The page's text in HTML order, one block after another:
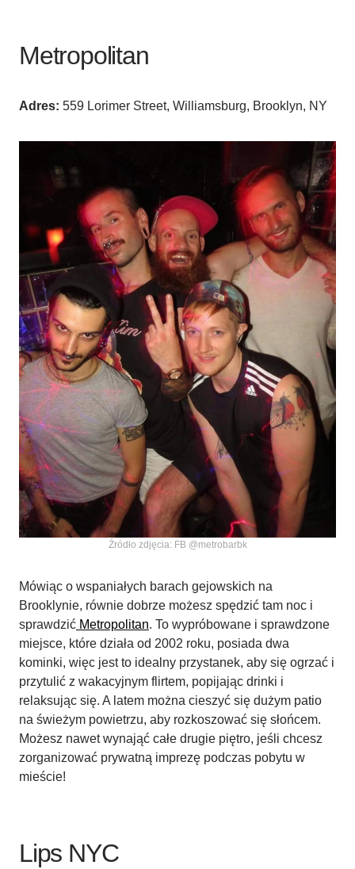
Metropolitan
Adres: 559 Lorimer Street, Williamsburg, Brooklyn, NY
Źródło zdjęcia: FB @metrobarbk
Mówiąc o wspaniałych barach gejowskich na
Brooklynie, równie dobrze możesz spędzić tam noc i
sprawdzić Metropolitan. To wypróbowane i sprawdzone
miejsce, które działa od 2002 roku, posiada dwa
kominki, więc jest to idealny przystanek, aby się ogrzać i
przytulić z wakacyjnym flirtem, popijając drinki i
relaksując się. A latem można cieszyć się dużym patio
na świeżym powietrzu, aby rozkoszować się słońcem.
Możesz nawet wynająć całe drugie piętro, jeśli chcesz
zorganizować prywatną imprezę podczas pobytu w
mieście!
Lips NYC